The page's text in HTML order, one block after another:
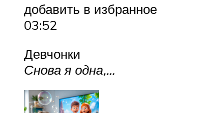
добавить в избранное
03:52
Девчонки
Снова я одна,…